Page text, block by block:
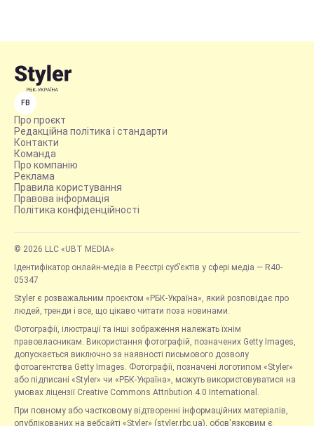
FB
Про проєкт
Редакційна політика і стандарти
Контакти
Команда
Про компанію
Реклама
Правила користування
Правова інформація
Політика конфіденційності
© 2026 LLC «UBT MEDIA»
Ідентифікатор онлайн-медіа в Реєстрі суб’єктів у сфері медіа — R40-
05347
Styler є розважальним проєктом «РБК-Україна», який розповідає про
людей, тренди і все, що цікаво читати поза новинами.
Фотографії, ілюстрації та інші зображення належать їхнім
правовласникам. Використання фотографій, позначених Getty Images,
допускається виключно за наявності письмового дозволу
фотоагентства Getty Images. Фотографії, позначені логотипом «Styler»
або підписані «Styler» чи «РБК-Україна», можуть використовуватися на
умовах ліцензії Creative Commons Attribution 4.0 International.
При повному або частковому відтворенні інформаційних матеріалів,
опублікованих на вебсайті «Styler» (styler.rbc.ua), обов'язковим є